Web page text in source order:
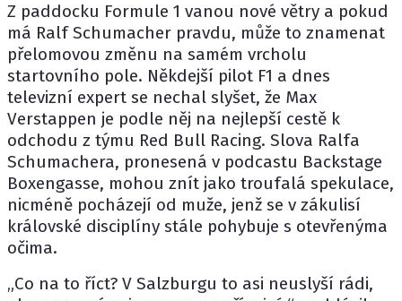
Z paddocku Formule 1 vanou nové větry a pokud
má Ralf Schumacher pravdu, může to znamenat
přelomovou změnu na samém vrcholu
startovního pole. Někdejší pilot F1 a dnes
televizní expert se nechal slyšet, že Max
Verstappen je podle něj na nejlepší cestě k
odchodu z týmu Red Bull Racing. Slova Ralfa
Schumachera, pronesená v podcastu Backstage
Boxengasse, mohou znít jako troufalá spekulace,
nicméně pocházejí od muže, jenž se v zákulisí
královské disciplíny stále pohybuje s otevřenýma
očima.
„Co na to říct? V Salzburgu to asi neuslyší rádi,